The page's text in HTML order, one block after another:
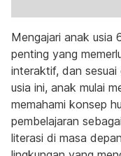
Mengajari anak usia
penting yang
interaktif, dan
usia ini, anak mulai
memahami konsep
pembelajaran
literasi di masa